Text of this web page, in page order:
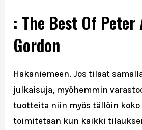
: The Best Of Peter
Gordon
Hakaniemeen. Jos tilaat
julkaisuja, myöhemmin
tuotteita niin myös tällöin
toimitetaan kun kaikki